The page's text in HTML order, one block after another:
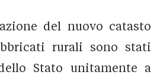
del nuovo catasto
rurali sono stati
Stato unitamente a